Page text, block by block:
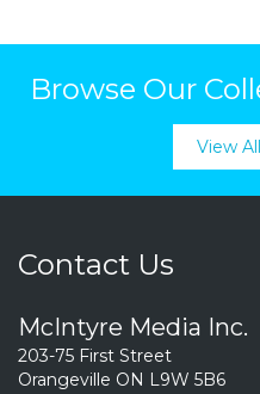
Browse Our
View
Contact Us
McIntyre Media Inc.
203-75 First Street
Orangeville ON L9W 5B6